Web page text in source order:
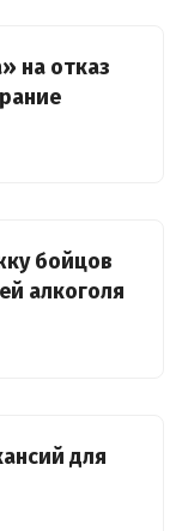
на отказ
бойцов
алкоголя
для